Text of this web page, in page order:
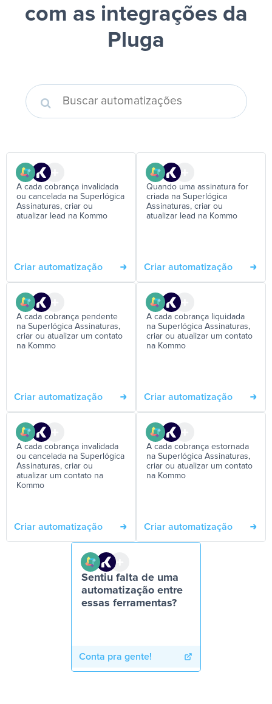
com as integrações da
Pluga
A cada cobrança invalidada
ou cancelada na Superlógica
Assinaturas, criar ou
atualizar lead na Kommo
Criar automatização
Quando uma assinatura for
criada na Superlógica
Assinaturas, criar ou
atualizar lead na Kommo
Criar automatização
A cada cobrança pendente
na Superlógica Assinaturas,
criar ou atualizar um contato
na Kommo
Criar automatização
A cada cobrança liquidada
na Superlógica Assinaturas,
criar ou atualizar um contato
na Kommo
Criar automatização
A cada cobrança invalidada
ou cancelada na Superlógica
Assinaturas, criar ou
atualizar um contato na
Kommo
Criar automatização
A cada cobrança estornada
na Superlógica Assinaturas,
criar ou atualizar um contato
na Kommo
Criar automatização
Sentiu falta de uma
automatização entre
essas ferramentas?
Conta pra gente!